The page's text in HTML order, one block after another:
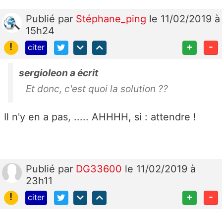
Publié par Stéphane_ping le 11/02/2019 à
15h24
!
citer + -
sergioleon a écrit
Et donc, c'est quoi la solution ??
Il n'y en a pas, ..... AHHHH, si : attendre !
Publié par DG33600 le 11/02/2019 à
23h11
!
citer + -